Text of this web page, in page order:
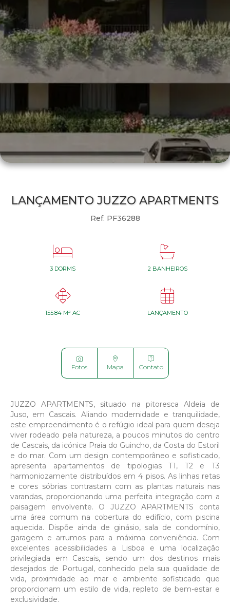
LANÇAMENTO JUZZO APARTMENTS
Ref. PF36288

3 DORMS

2 BANHEIROS

155.84 M² AC

LANÇAMENTO

Fotos

Mapa

Contato
JUZZO APARTMENTS, situado na pitoresca Aldeia de
Juso, em Cascais. Aliando modernidade e tranquilidade,
este empreendimento é o refúgio ideal para quem deseja
viver rodeado pela natureza, a poucos minutos do centro
de Cascais, da icónica Praia do Guincho, da Costa do Estoril
e do mar. Com um design contemporâneo e sofisticado,
apresenta apartamentos de tipologias T1, T2 e T3
harmoniozamente distribuídos em 4 pisos. As linhas retas
e cores sóbrias contrastam com as plantas naturais nas
varandas, proporcionando uma perfeita integração com a
paisagem envolvente. O JUZZO APARTMENTS conta
uma área comum na cobertura do edifício, com piscina
aquecida. Dispõe ainda de ginásio, sala de condomínio,
garagem e arrumos para a máxima conveniência. Com
excelentes acessibilidades a Lisboa e uma localização
privilegiada em Cascais, sendo um dos destinos mais
desejados de Portugal, conhecido pela sua qualidade de
vida, proximidade ao mar e ambiente sofisticado que
proporcionam um estilo de vida, repleto de bem-estar e
exclusividade.